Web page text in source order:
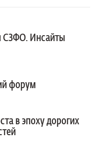
СЗФО. Инсайты
форум
в эпоху дорогих